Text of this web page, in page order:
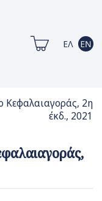
Κεφαλαιαγοράς, 2η
έκδ., 2021